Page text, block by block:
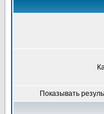
Показывать